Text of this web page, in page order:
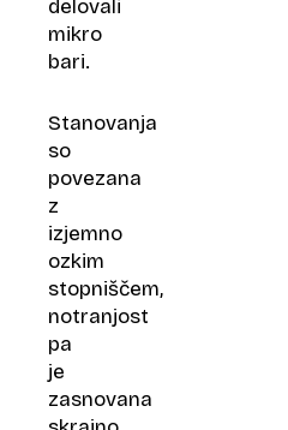
delovali
mikro
bari.
Stanovanja
so
povezana
z
izjemno
ozkim
stopniščem,
notranjost
pa
je
zasnovana